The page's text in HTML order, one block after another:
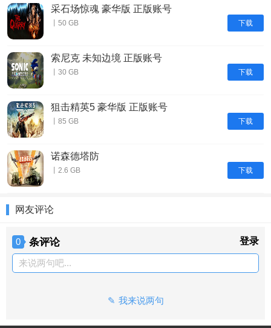
下载
采石场惊魂 豪华版 正版账号
丨50 GB
下载
索尼克 未知边境 正版账号
丨30 GB
下载
狙击精英5 豪华版 正版账号
丨85 GB
下载
诺森德塔防
丨2.6 GB
网友评论
0 条评论 登录
来说两句吧...
我来说两句